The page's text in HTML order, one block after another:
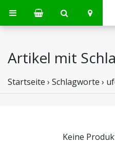
Artikel mit
Startseite › Schlagworte ›
Keine